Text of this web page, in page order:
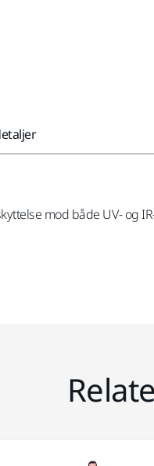
mod både UV- og